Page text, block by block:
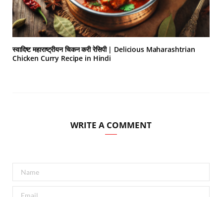
स्वादिष्ट महाराष्ट्रीयन चिकन करी रेसिपी | Delicious Maharashtrian
Chicken Curry Recipe in Hindi
WRITE A COMMENT